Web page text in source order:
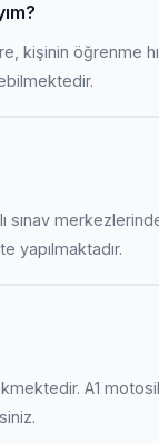
kişinin öğrenme
sınav
yapılmaktadır.
A1